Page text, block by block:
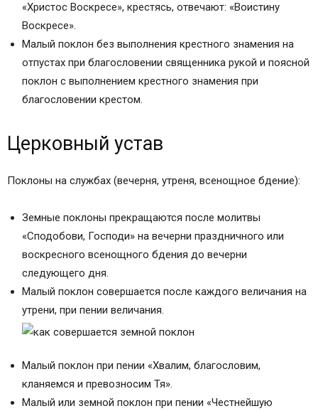
«Христос Воскресе», крестясь, отвечают: «Воистину
Воскресе».
Малый поклон без выполнения крестного знамения на
отпустах при благословении священника рукой и поясной
поклон с выполнением крестного знамения при
благословении крестом.
Церковный устав
Поклоны на службах (вечерня, утреня, всенощное бдение):
Земные поклоны прекращаются после молитвы
«Сподобови, Господи» на вечерни праздничного или
воскресного всенощного бдения до вечерни
следующего дня.
Малый поклон совершается после каждого величания на
утрени, при пении величания.
Малый поклон при пении «Хвалим, благословим,
кланяемся и превозносим Тя».
Малый или земной поклон при пении «Честнейшую